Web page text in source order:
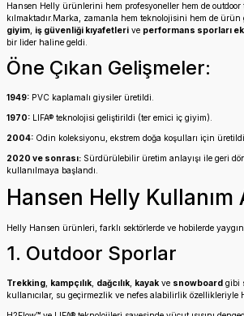
Hansen Helly ürünlerini hem profesyoneller hem de
kılmaktadır.Marka, zamanla hem teknolojisini hem de ürün
giyim iş güvenliği kıyafetleri ve performans sporları
bir lider haline geldi.
Öne Çıkan Gelişmeler:
1949: PVC kaplamalı giysiler üretildi.
1970: LIFA® teknolojisi geliştirildi (ter emici iç giyim).
2004: Odin koleksiyonu, ekstrem doğa koşulları için üretildi.
2020 ve sonrası: Sürdürülebilir üretim anlayışı ile geri
kullanılmaya başlandı.
Hansen Helly Kullanım
Helly Hansen ürünleri, farklı sektörlerde ve hobilerde
1. Outdoor Sporlar
Trekking kampçılık dağcılık kayak ve snowboard gibi
kullanıcılar, su geçirmezlik ve nefes alabilirlik özellikleriyle